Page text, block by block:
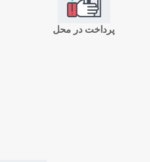
پرداخت در محل